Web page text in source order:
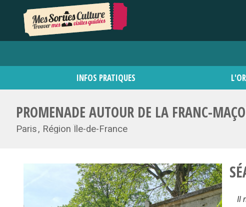
INFOS PRATIQUES
PROMENADE AUTOUR DE LA FRANC-
Paris Région Île-de-France
Il